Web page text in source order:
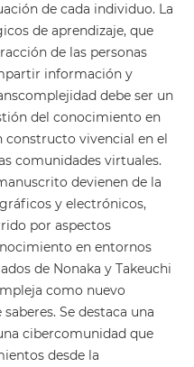
de cada individuo. La
de aprendizaje, que
de las personas
información y
debe ser un
del conocimiento en
vivencial en el
comunidades virtuales.
devienen de la
y electrónicos,
por aspectos
en entornos
de Nonaka y Takeuchi
como nuevo
Se destaca una
cibercomunidad que
desde la